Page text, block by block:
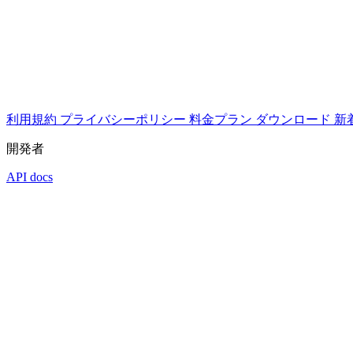
利用規約 プライバシーポリシー 料金プラン ダウンロード 新
開発者
API docs